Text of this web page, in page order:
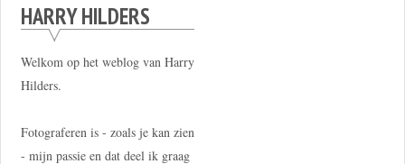
HARRY HILDERS
Welkom op het weblog van Harry
Hilders.
Fotograferen is - zoals je kan zien
- mijn passie en dat deel ik graag